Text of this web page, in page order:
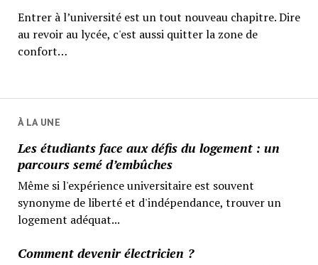
À LA UNE
Les étudiants face aux défis du logement : un
parcours semé d’embûches
Même si l'expérience universitaire est souvent
synonyme de liberté et d'indépendance, trouver un
logement adéquat...
Comment devenir électricien ?
Entrer à l’université est un tout nouveau chapitre. Dire
au revoir au lycée, c'est aussi quitter la zone de
confort…